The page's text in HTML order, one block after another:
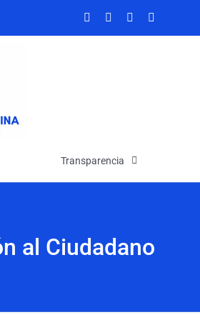
Transparencia
Ciudadanía
al Ciudadano